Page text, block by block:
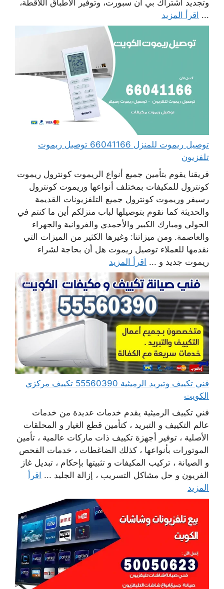
وتجديد اشتراك بي أن سبورت، وتوفير الأطباق اللاقطة،
... اقرأ المزيد
توصيل ريموت للمنزل 66041166 توصيل ريموت
تلفزيون
فريقنا يقوم بتأمين جميع أنواع الريموت كونترول ريموت
كونترول للمكيفات بمختلف أنواعها وريموت كونترول
رسيفر وريموت كونترول جميع التلفزيونات القديمة
والحديثة كما نقوم بتوصيلها لباب منزلكم أين ما كنتم في
الحولي ومبارك الكبير والأحمدي والفروانية والجهراء
والعاصمة. ومن ميزاتنا: وغيرها الكثير من الميزات التي
نقدمها للعملاء توصيل ريموت هل أن بحاجة لشراء
ريموت جديد و ... اقرأ المزيد
فني تكييف وتبريد الرميثية 55560390 تكييف مركزي
الكويت
فني تكييف الرميثية يقدم خدمات عديدة من خدمات
عالم التكييف و التبريد ، كتأمين قطع الغيار و المحلقات
الأصلية ، توفير أجهزة تكييف ذات ماركات عالمية ، تأمين
الموتورات بأنواعها ، كذلك الضاغطات ، خدمات الفحص
و الصيانة ، تركيب المكيفات و تثبيتها بإحكام ، تبديل غاز
الفريون و حل مشاكل التسريب ، إزالة الجليد ... اقرأ
المزيد